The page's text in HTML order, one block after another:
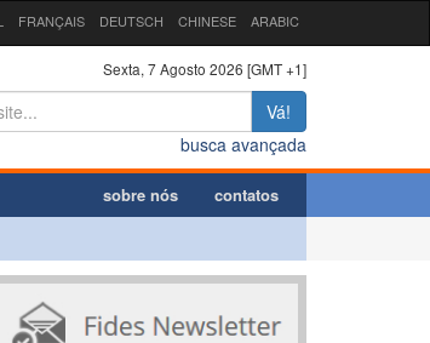
FRANÇAIS DEUTSCH CHINESE ARABIC
Sexta, 7 Agosto 2026 [GMT +1]
Vá!
busca avançada
sobre nós contatos